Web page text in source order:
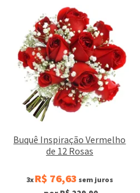
Buquê Inspiração Vermelho
de 12 Rosas
3x R$ 76,63 sem juros